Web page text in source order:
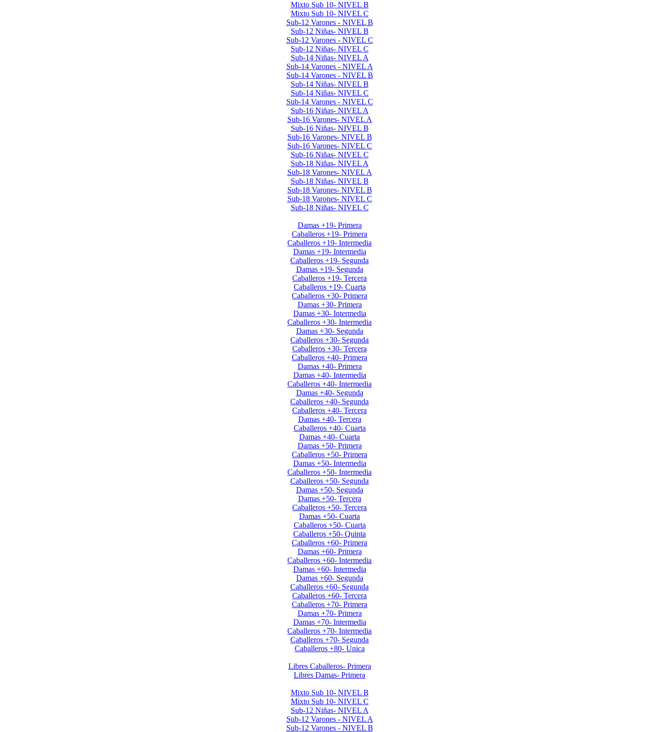
Mixto Sub 10- NIVEL B
Mixto Sub 10- NIVEL C
Sub-12 Varones - NIVEL B
Sub-12 Niñas- NIVEL B
Sub-12 Varones - NIVEL C
Sub-12 Niñas- NIVEL C
Sub-14 Niñas- NIVEL A
Sub-14 Varones - NIVEL A
Sub-14 Varones - NIVEL B
Sub-14 Niñas- NIVEL B
Sub-14 Niñas- NIVEL C
Sub-14 Varones - NIVEL C
Sub-16 Niñas- NIVEL A
Sub-16 Varones- NIVEL A
Sub-16 Niñas- NIVEL B
Sub-16 Varones- NIVEL B
Sub-16 Varones- NIVEL C
Sub-16 Niñas- NIVEL C
Sub-18 Niñas- NIVEL A
Sub-18 Varones- NIVEL A
Sub-18 Niñas- NIVEL B
Sub-18 Varones- NIVEL B
Sub-18 Varones- NIVEL C
Sub-18 Niñas- NIVEL C
Damas +19- Primera
Caballeros +19- Primera
Caballeros +19- Intermedia
Damas +19- Intermedia
Caballeros +19- Segunda
Damas +19- Segunda
Caballeros +19- Tercera
Caballeros +19- Cuarta
Caballeros +30- Primera
Damas +30- Primera
Damas +30- Intermedia
Caballeros +30- Intermedia
Damas +30- Segunda
Caballeros +30- Segunda
Caballeros +30- Tercera
Caballeros +40- Primera
Damas +40- Primera
Damas +40- Intermedia
Caballeros +40- Intermedia
Damas +40- Segunda
Caballeros +40- Segunda
Caballeros +40- Tercera
Damas +40- Tercera
Caballeros +40- Cuarta
Damas +40- Cuarta
Damas +50- Primera
Caballeros +50- Primera
Damas +50- Intermedia
Caballeros +50- Intermedia
Caballeros +50- Segunda
Damas +50- Segunda
Damas +50- Tercera
Caballeros +50- Tercera
Damas +50- Cuarta
Caballeros +50- Cuarta
Caballeros +50- Quinta
Caballeros +60- Primera
Damas +60- Primera
Caballeros +60- Intermedia
Damas +60- Intermedia
Damas +60- Segunda
Caballeros +60- Segunda
Caballeros +60- Tercera
Caballeros +70- Primera
Damas +70- Primera
Damas +70- Intermedia
Caballeros +70- Intermedia
Caballeros +70- Segunda
Caballeros +80- Unica
Libres Caballeros- Primera
Libres Damas- Primera
Mixto Sub 10- NIVEL B
Mixto Sub 10- NIVEL C
Sub-12 Niñas- NIVEL A
Sub-12 Varones - NIVEL A
Sub-12 Varones - NIVEL B